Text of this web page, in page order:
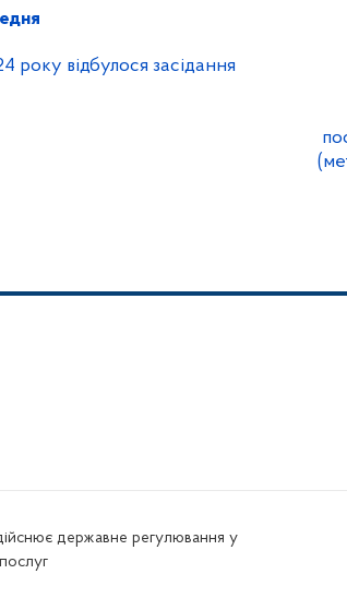
року відбулося засідання
державне регулювання у